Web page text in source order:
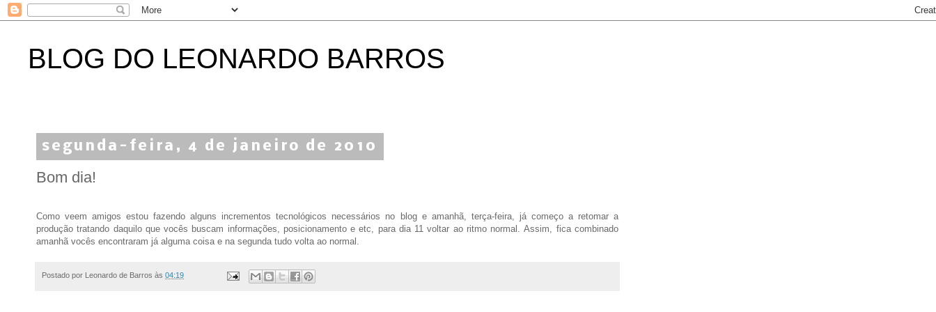
BLOG DO LEONARDO BARROS
segunda-feira, 4 de janeiro de 2010
Bom dia!
Como veem amigos estou fazendo alguns incrementos tecnológicos necessários no blog e amanhã, terça-feira, já começo a retomar a
produção tratando daquilo que vocês buscam informações, posicionamento e etc, para dia 11 voltar ao ritmo normal. Assim, fica combinado
amanhã vocês encontraram já alguma coisa e na segunda tudo volta ao normal.
Postado por Leonardo de Barros às 04:19